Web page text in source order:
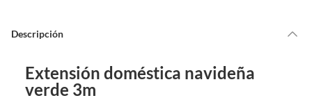
Descripción
Extensión doméstica navideña
verde 3m